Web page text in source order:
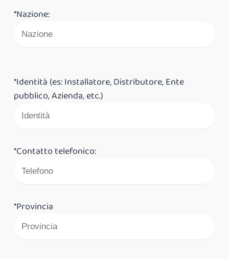
*Nazione:
*Identità (es: Installatore, Distributore, Ente
pubblico, Azienda, etc.)
*Contatto telefonico:
*Provincia